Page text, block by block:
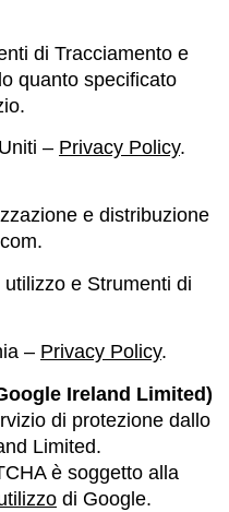
di Tracciamento e
quanto specificato
– Privacy Policy.
e distribuzione
e Strumenti di
– Privacy Policy.
Ireland Limited)
di protezione dallo
Limited.
è soggetto alla
di Google.